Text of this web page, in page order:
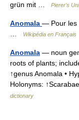
grün mit …
Pierer's
Anomala — Pour les
Wikipédia en Français
Anomala — noun
roots of plants;
↑genus Anomala •
Holonyms:
dictionary